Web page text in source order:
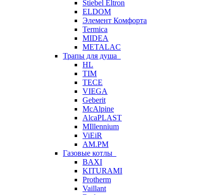
Stiebel Eltron
ELDOM
Элемент Комфорта
Termica
MIDEA
METALAC
Трапы для душа
HL
TIM
TECE
VIEGA
Geberit
McAlpine
AlcaPLAST
MIllennium
ViEiR
AM.PM
Газовые котлы
BAXI
KITURAMI
Protherm
Vaillant